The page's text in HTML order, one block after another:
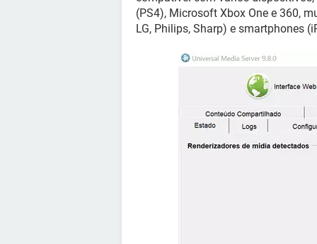
(PS4), Microsoft Xbox One e 360,
LG, Philips, Sharp) e smartphones